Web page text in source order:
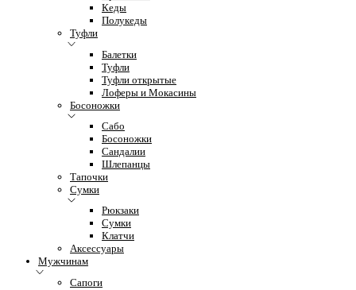
Кеды
Полукеды
Туфли
Балетки
Туфли
Туфли открытые
Лоферы и Мокасины
Босоножки
Сабо
Босоножки
Сандалии
Шлепанцы
Тапочки
Сумки
Рюкзаки
Сумки
Клатчи
Аксессуары
Мужчинам
Сапоги